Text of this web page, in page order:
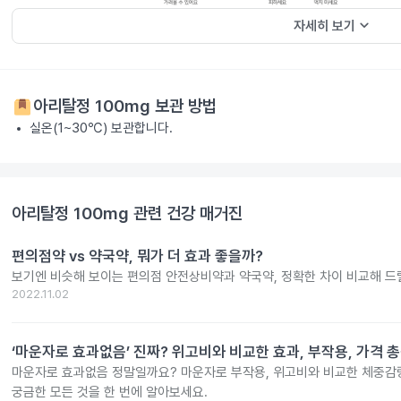
자세히 보기 keyboard_arrow_down
아리탈정 100mg 보관 방법
실온(1~30℃) 보관합니다.
아리탈정 100mg 관련 건강 매거진
편의점약 vs 약국약, 뭐가 더 효과 좋을까?
보기엔 비슷해 보이는 편의점 안전상비약과 약국약, 정확한 차이 비교해 드
2022.11.02
‘마운자로 효과없음’ 진짜? 위고비와 비교한 효과, 부작용, 가격
마운자로 효과없음 정말일까요? 마운자로 부작용, 위고비와 비교한 체중
궁금한 모든 것을 한 번에 알아보세요.